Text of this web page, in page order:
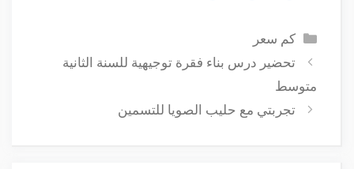
التصنيفات
كم سعر
تحضير درس بناء فقرة توجيهية للسنة الثانية
متوسط
تجربتي مع حليب الصويا للتسمين